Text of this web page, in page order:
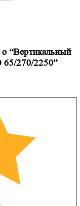
“Вертикальный
65/270/2250”